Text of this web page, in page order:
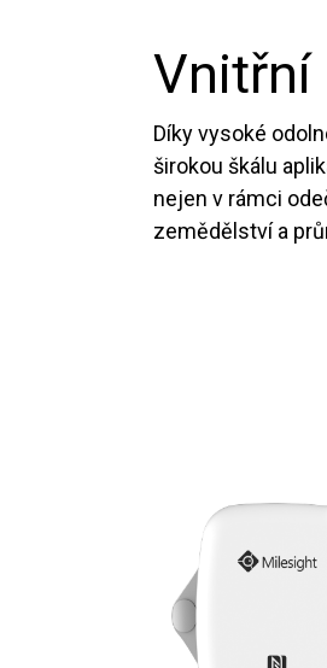
Vnitřní
Díky vysoké
širokou škálu
nejen v rámci
zemědělství a